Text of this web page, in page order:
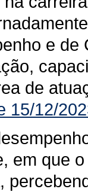
e
de
15/12/
em que